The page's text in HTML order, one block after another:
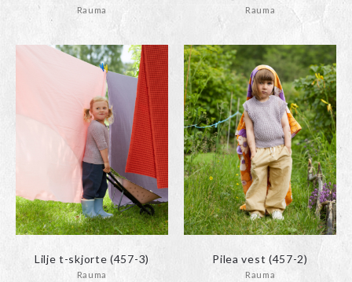
Rauma Rauma
Lilje t-skjorte (457-3)
Rauma
Pilea vest (457-2)
Rauma